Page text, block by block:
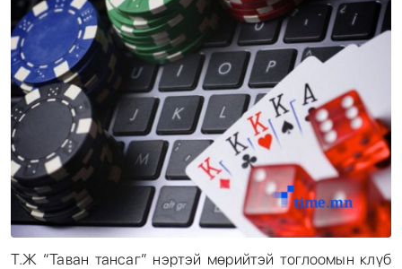
Эрэн Сурвалжилга
Т.Ж “Таван тансаг” нэртэй мөрийтэй тоглоомын клүб